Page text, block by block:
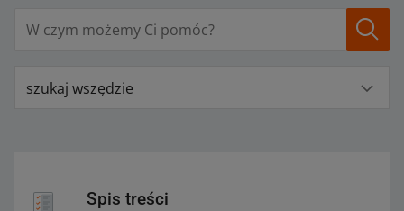
szukaj wszędzie
Spis treści